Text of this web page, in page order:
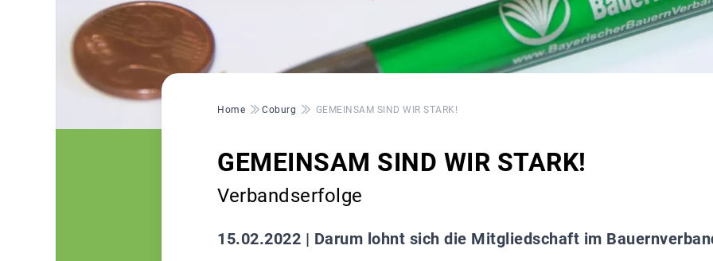
Pfadnavigation
Home Coburg GEMEINSAM SIND WIR STARK!
GEMEINSAM SIND WIR STARK!
Verbandserfolge
15.02.2022 | Darum lohnt sich die Mitgliedschaft im